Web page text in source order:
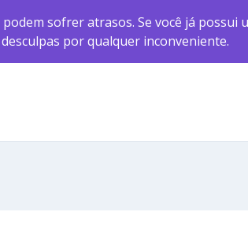
sofrer atrasos. Se você já
por qualquer inconveniente.